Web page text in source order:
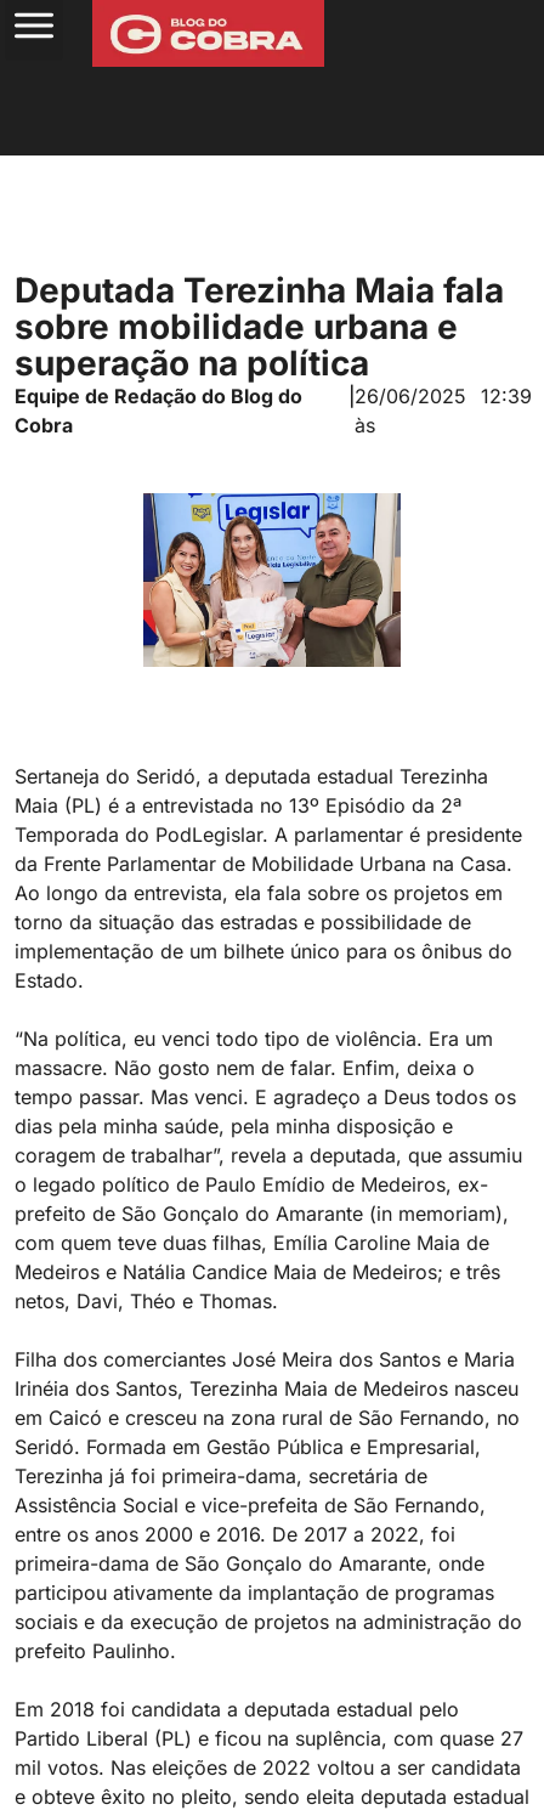
Deputada Terezinha Maia fala
sobre mobilidade urbana e
superação na política
Equipe de Redação do Blog do
Cobra
26/06/2025
às
12:39
Sertaneja do Seridó, a deputada estadual Terezinha
Maia (PL) é a entrevistada no 13º Episódio da 2ª
Temporada do PodLegislar. A parlamentar é presidente
da Frente Parlamentar de Mobilidade Urbana na Casa.
Ao longo da entrevista, ela fala sobre os projetos em
torno da situação das estradas e possibilidade de
implementação de um bilhete único para os ônibus do
Estado.
“Na política, eu venci todo tipo de violência. Era um
massacre. Não gosto nem de falar. Enfim, deixa o
tempo passar. Mas venci. E agradeço a Deus todos os
dias pela minha saúde, pela minha disposição e
coragem de trabalhar”, revela a deputada, que assumiu
o legado político de Paulo Emídio de Medeiros, ex-
prefeito de São Gonçalo do Amarante (in memoriam),
com quem teve duas filhas, Emília Caroline Maia de
Medeiros e Natália Candice Maia de Medeiros; e três
netos, Davi, Théo e Thomas.
Filha dos comerciantes José Meira dos Santos e Maria
Irinéia dos Santos, Terezinha Maia de Medeiros nasceu
em Caicó e cresceu na zona rural de São Fernando, no
Seridó. Formada em Gestão Pública e Empresarial,
Terezinha já foi primeira-dama, secretária de
Assistência Social e vice-prefeita de São Fernando,
entre os anos 2000 e 2016. De 2017 a 2022, foi
primeira-dama de São Gonçalo do Amarante, onde
participou ativamente da implantação de programas
sociais e da execução de projetos na administração do
prefeito Paulinho.
Em 2018 foi candidata a deputada estadual pelo
Partido Liberal (PL) e ficou na suplência, com quase 27
mil votos. Nas eleições de 2022 voltou a ser candidata
e obteve êxito no pleito, sendo eleita deputada estadual